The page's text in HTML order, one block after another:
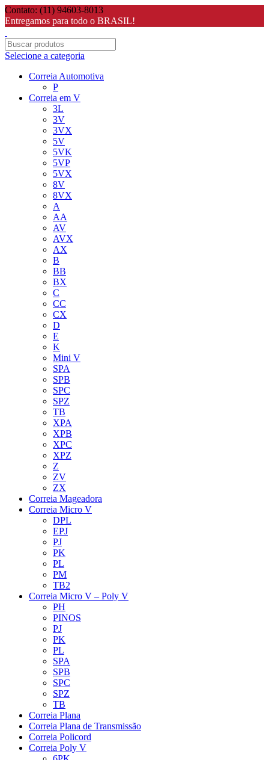
Contato: (11) 94603-8013
Entregamos para todo o BRASIL!
Selecione a categoria
Correia Automotiva
P
Correia em V
3L
3V
3VX
5V
5VK
5VP
5VX
8V
8VX
A
AA
AV
AVX
AX
B
BB
BX
C
CC
CX
D
E
K
Mini V
SPA
SPB
SPC
SPZ
TB
XPA
XPB
XPC
XPZ
Z
ZV
ZX
Correia Mageadora
Correia Micro V
DPL
EPJ
PJ
PK
PL
PM
TB2
Correia Micro V – Poly V
PH
PINOS
PJ
PK
PL
SPA
SPB
SPC
SPZ
TB
Correia Plana
Correia Plana de Transmissão
Correia Policord
Correia Poly V